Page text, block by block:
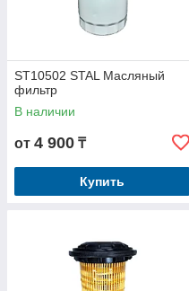
ST10502 STAL Масляный
фильтр
В наличии
от 4 900 ₸
Купить